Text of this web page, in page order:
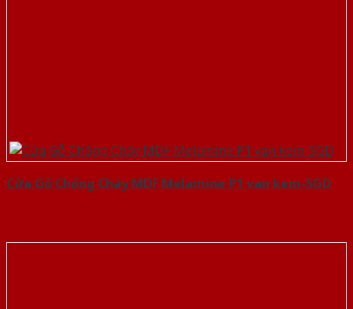
Cửa Gỗ Chống Cháy MDF Melamine P1 van kem-SGD